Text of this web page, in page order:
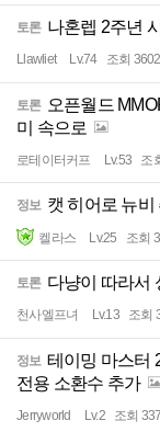
토론 나혼렙 2주년
Llawliet Lv.74 조회 3602
토론 오픈월드
미 속으로
로테이터커프 Lv.53 조
정보 캣 히어로 뉴
켈라스 Lv.25 조회
토론 다냥이 따라서
천사엘프녀 Lv.13 조회
정보 테이밍 마스터
전용 소환수 추가
Jerryworld Lv.2 조회